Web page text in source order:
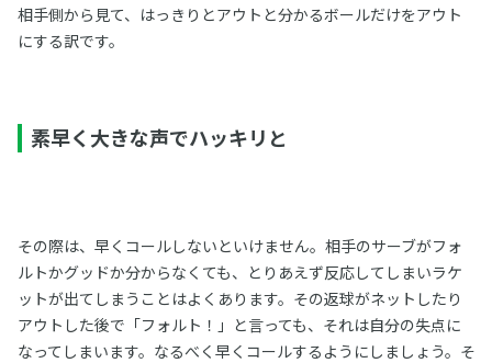
相手側から見て、はっきりとアウトと分かるボールだけをアウト
にする訳です。
素早く大きな声でハッキリと
その際は、早くコールしないといけません。相手のサーブがフォ
ルトかグッドか分からなくても、とりあえず反応してしまいラケ
ットが出てしまうことはよくあります。その返球がネットしたり
アウトした後で「フォルト！」と言っても、それは自分の失点に
なってしまいます。なるべく早くコールするようにしましょう。そ